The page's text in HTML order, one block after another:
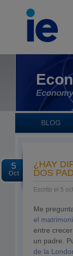
BLOG
5
Oct
¿HAY
DOS
Escrito el 5
Me
el
entre
un padre.
de la